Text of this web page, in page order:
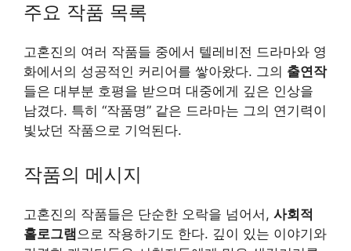
주요 작품 목록
고혼진의 여러 작품들 중에서 텔레비전 드라마와 영
화에서의 성공적인 커리어를 쌓아왔다. 그의 출연작
들은 대부분 호평을 받으며 대중에게 깊은 인상을
남겼다. 특히 “작품명” 같은 드라마는 그의 연기력이
빛났던 작품으로 기억된다.
작품의 메시지
고혼진의 작품들은 단순한 오락을 넘어서, 사회적
홀로그램으로 작용하기도 한다. 깊이 있는 이야기와